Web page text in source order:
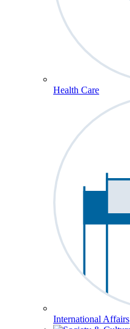
Health Care
International Affairs